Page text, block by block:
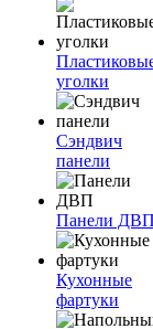
уголки
Сэндвич
панели
Панели ДВП
Кухонные
фартуки